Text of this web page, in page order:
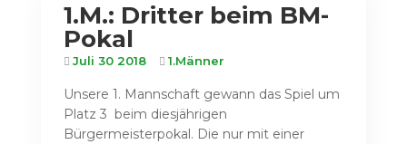
1.M.: Dritter beim BM-
Pokal
Juli 30 2018 1.Männer
Unsere 1. Mannschaft gewann das Spiel um
Platz 3 beim diesjährigen
Bürgermeisterpokal. Die nur mit einer